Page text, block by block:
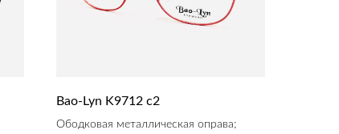
Bao-Lyn K9712 c2
Ободковая металлическая оправа;